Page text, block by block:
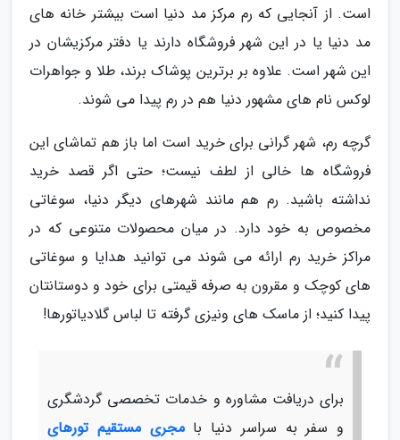
است. از آنجایی که رم مرکز مد دنیا است بیشتر خانه های
مد دنیا یا در این شهر فروشگاه دارند یا دفتر مرکزیشان در
این شهر است. علاوه بر برترین پوشاک برند، طلا و جواهرات
لوکس نام های مشهور دنیا هم در رم پیدا می شوند.
گرچه رم، شهر گرانی برای خرید است اما باز هم تماشای این
فروشگاه ها خالی از لطف نیست؛ حتی اگر قصد خرید
نداشته باشید. رم هم مانند شهرهای دیگر دنیا، سوغاتی
مخصوص به خود دارد. در میان محصولات متنوعی که در
مراکز خرید رم ارائه می شوند می توانید هدایا و سوغاتی
های کوچک و مقرون به صرفه قیمتی برای خود و دوستانتان
پیدا کنید؛ از ماسک های ونیزی گرفته تا لباس گلادیاتورها!
برای دریافت مشاوره و خدمات تخصصی گردشگری
و سفر به سراسر دنیا بامجری مستقیم تورهای